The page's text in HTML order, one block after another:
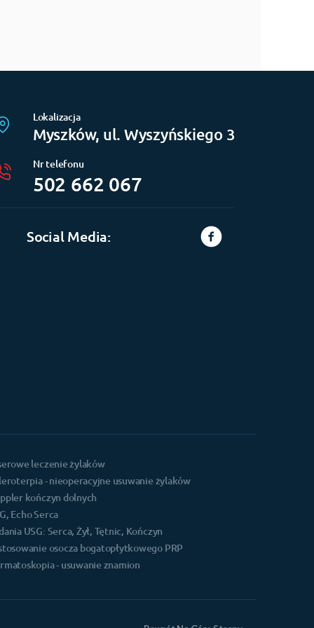
Lokalizacja
Myszków, ul. Wyszyńskiego 3
Nr telefonu
502 662 067
Social Media:
leczenie żylaków
- nieoperacyjne usuwanie żylaków
kończyn dolnych
Echo Serca
USG: Serca, Żył, Tętnic, Kończyn
osocza bogatopłytkowego PRP
- usuwanie znamion